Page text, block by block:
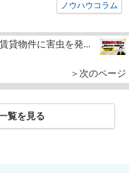
ノウハウコラム
賃貸物件に害虫を発...
＞次のページ
覧を見る